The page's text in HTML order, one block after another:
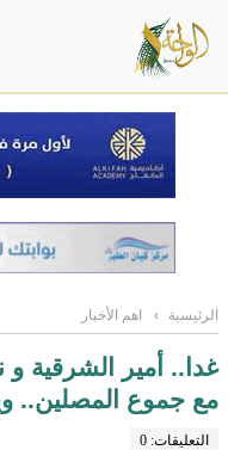
الرئيسية › اهم الأخبار
غدا.. أمير الشرقية و
مع جموع المصلين..
التعليقات: 0